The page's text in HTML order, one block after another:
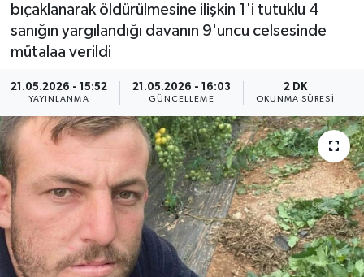
bıçaklanarak öldürülmesine ilişkin 1'i tutuklu 4
sanığın yargılandığı davanın 9'uncu celsesinde
mütalaa verildi
21.05.2026 - 15:52
YAYINLANMA
21.05.2026 - 16:03
GÜNCELLEME
2 DK
OKUNMA SÜRESI
KÜLTÜR - SANAT
SPOR
SİYASET
SAĞLIK
DÜNYA
EĞİTİM
TURİZM
Tüm Manşetler
Son Dakika Haberleri
Haber Arşivi